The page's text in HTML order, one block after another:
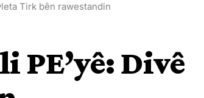
Tirk bên rawestandin
PE’yê: Divê